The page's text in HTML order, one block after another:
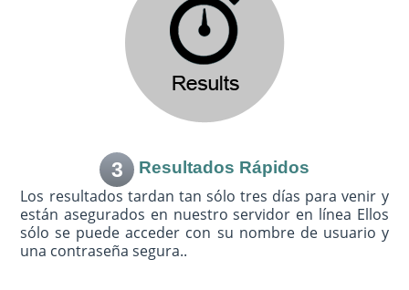
3 Resultados Rápidos
Los resultados tardan tan sólo tres días para venir y
están asegurados en nuestro servidor en línea Ellos
sólo se puede acceder con su nombre de usuario y
una contraseña segura..